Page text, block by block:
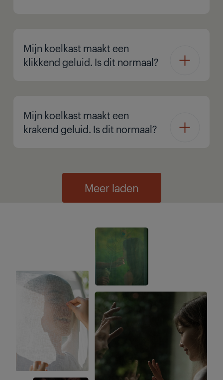
Mijn koelkast maakt een
klikkend geluid. Is dit normaal?
Mijn koelkast maakt een
krakend geluid. Is dit normaal?
Meer laden